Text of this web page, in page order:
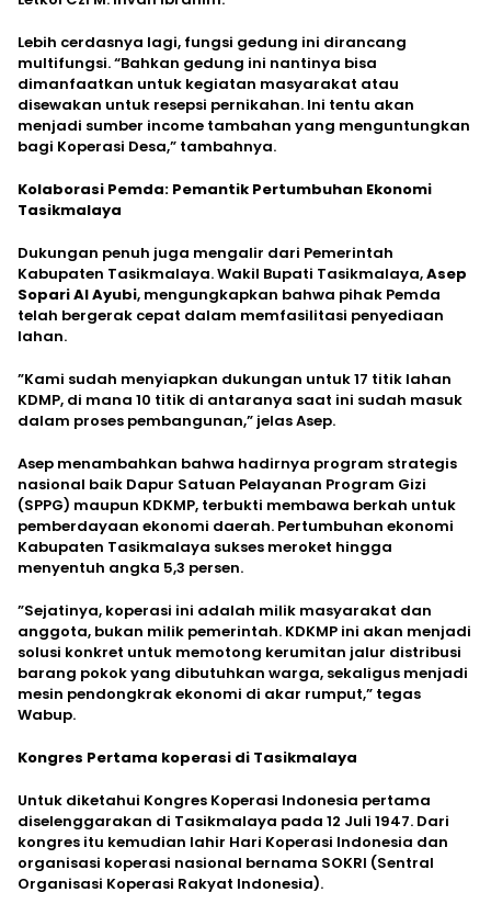
​Lebih cerdasnya lagi, fungsi gedung ini dirancang
multifungsi. “Bahkan gedung ini nantinya bisa
dimanfaatkan untuk kegiatan masyarakat atau
disewakan untuk resepsi pernikahan. Ini tentu akan
menjadi sumber income tambahan yang menguntungkan
bagi Koperasi Desa,” tambahnya.
Kolaborasi Pemda: Pemantik Pertumbuhan Ekonomi
Tasikmalaya
​Dukungan penuh juga mengalir dari Pemerintah
Kabupaten Tasikmalaya. Wakil Bupati Tasikmalaya,Asep
Sopari Al Ayubi, mengungkapkan bahwa pihak Pemda
telah bergerak cepat dalam memfasilitasi penyediaan
lahan.
​”Kami sudah menyiapkan dukungan untuk 17 titik lahan
KDMP, di mana 10 titik di antaranya saat ini sudah masuk
dalam proses pembangunan,” jelas Asep.
​Asep menambahkan bahwa hadirnya program strategis
nasional baik Dapur Satuan Pelayanan Program Gizi
(SPPG) maupun KDKMP, terbukti membawa berkah untuk
pemberdayaan ekonomi daerah. Pertumbuhan ekonomi
Kabupaten Tasikmalaya sukses meroket hingga
menyentuh angka 5,3 persen.
​”Sejatinya, koperasi ini adalah milik masyarakat dan
anggota, bukan milik pemerintah. KDKMP ini akan menjadi
solusi konkret untuk memotong kerumitan jalur distribusi
barang pokok yang dibutuhkan warga, sekaligus menjadi
mesin pendongkrak ekonomi di akar rumput,” tegas
Wabup.
Kongres Pertama koperasi di Tasikmalaya
Untuk diketahui Kongres Koperasi Indonesia pertama
diselenggarakan di Tasikmalaya pada 12 Juli 1947. Dari
kongres itu kemudian lahir Hari Koperasi Indonesia dan
organisasi koperasi nasional bernama SOKRI (Sentral
Organisasi Koperasi Rakyat Indonesia).